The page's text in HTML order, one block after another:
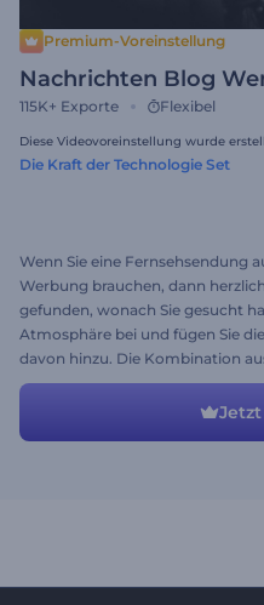
Premium-Voreinstellung
Nachrichten Blog
115K+ Exporte Flexibel
Diese Videovoreinstellung wurde
Die Kraft der Technologie Set
Wenn Sie eine Fernsehsendung
Werbung brauchen, dann
gefunden, wonach Sie gesucht
Atmosphäre bei und fügen Sie
davon hinzu. Die Kombination
epischer Musik wird Ihr
Ihre Chance, ein super
Probieren Sie es gleich aus!